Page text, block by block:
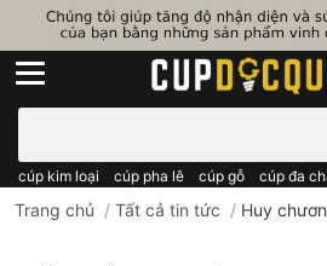
cúp kim loại cúp pha lê cúp gỗ cúp đa
Trang chủ / Tất cả tin tức / Huy